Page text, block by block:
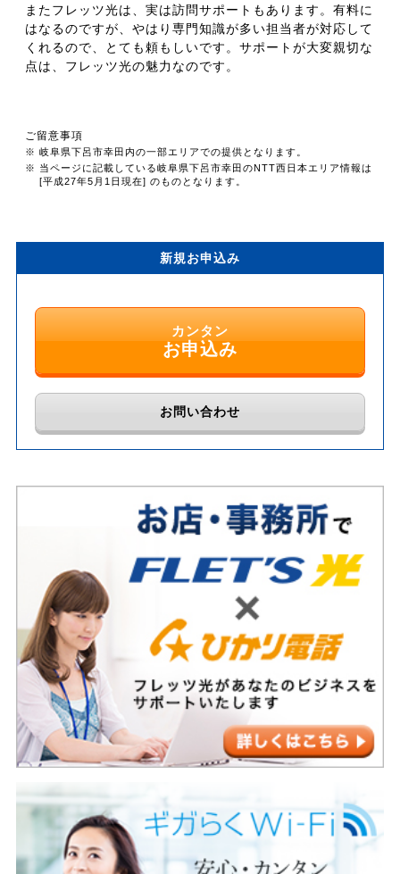
またフレッツ光は、実は訪問サポートもあります。有料に
はなるのですが、やはり専門知識が多い担当者が対応して
くれるので、とても頼もしいです。サポートが大変親切な
点は、フレッツ光の魅力なのです。
ご留意事項
※ 岐阜県下呂市幸田内の一部エリアでの提供となります。
※ 当ページに記載している岐阜県下呂市幸田のNTT西日本エリア情報は
[平成27年5月1日現在] のものとなります。
新規お申込み
カンタン
お申込み
お問い合わせ